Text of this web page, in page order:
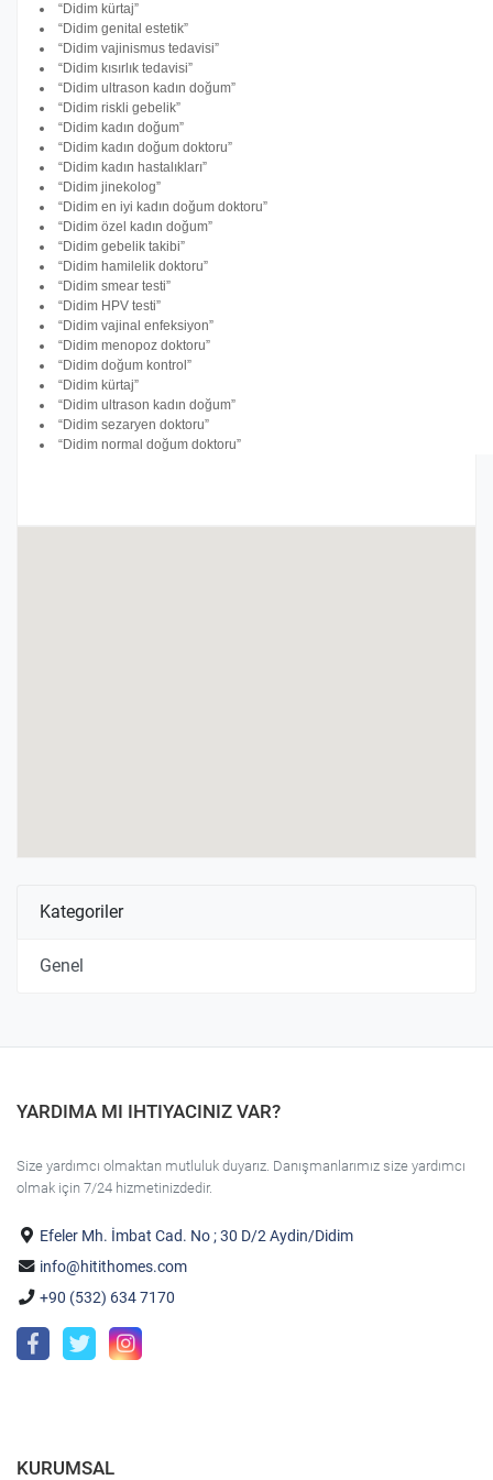
“Didim kürtaj”
“Didim genital estetik”
“Didim vajinismus tedavisi”
“Didim kısırlık tedavisi”
“Didim ultrason kadın doğum”
“Didim riskli gebelik”
“Didim kadın doğum”
“Didim kadın doğum doktoru”
“Didim kadın hastalıkları”
“Didim jinekolog”
“Didim en iyi kadın doğum doktoru”
“Didim özel kadın doğum”
“Didim gebelik takibi”
“Didim hamilelik doktoru”
“Didim smear testi”
“Didim HPV testi”
“Didim vajinal enfeksiyon”
“Didim menopoz doktoru”
“Didim doğum kontrol”
“Didim kürtaj”
“Didim ultrason kadın doğum”
“Didim sezaryen doktoru”
“Didim normal doğum doktoru”
Kategoriler
Genel
YARDIMA MI IHTIYACINIZ VAR?
Size yardımcı olmaktan mutluluk duyarız. Danışmanlarımız size yardımcı
olmak için 7/24 hizmetinizdedir.
Efeler Mh. İmbat Cad. No ; 30 D/2 Aydin/Didim
info@hitithomes.com
+90 (532) 634 7170
KURUMSAL